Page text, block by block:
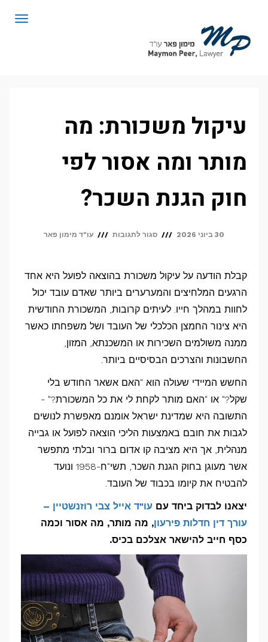
עיקול משכורת: מה
מותר ומה אסור לפי
חוק הגנת השכר?
30 ביוני 2026 סגור לתגובות על
מה
מותר
ומה
אסור
לפי
חוק
הגנת
השכר?
עו"ד מימון פאר
קבלת הודעה על עיקול משכורת בהוצאה לפועל היא אחד
הרגעים המלחיצים והמערערים ביותר שאדם עובד יכול
לחוות במהלך חייו. לעיתים קרובות, המשכורת החודשית
היא צינור החמצן הכלכלי של העובד ושל משפחתו כאשר
ממנה משולמים השכירות או המשכנתא, המזון,
החשבונות והצרכים הבסיסיים ביותר.
החשש המיידי שעולה הוא "האם אשאר החודש בלי
שקל?" או "האם מותר לקחת לי את כל המשכורת?" -
התשובה היא שמדינת ישראל אומנם מאפשרת לנושים
לגבות את חובם באמצעות הליכי הוצאה לפועל או גבייה
מנהלית, אך היא מציבה קו אדום ברור ובלתי מתפשר
אשר מעוגן בחוק הגנת השכר, תשי"ח-1958 ונועד
להבטיח את קיומו בכבוד של העובד.
יצאנו לבדוק ביחד עם עו"ד אייל צבי רוזנשטיין –
עורך דין חדלות פירעון, מה מותר, מה אסור וכמה
כסף חייב להישאר אצלכם בכיס.